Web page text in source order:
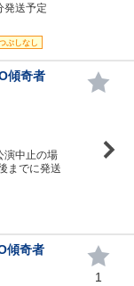
発送予定
ぶしなし
傾奇者
中止の場
までに発送
傾奇者
1